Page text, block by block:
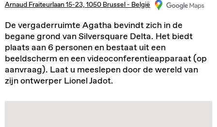
Arnaud Fraiteurlaan 15-23, 1050 Brussel - België
De vergaderruimte Agatha bevindt zich in de
begane grond van Silversquare Delta. Het biedt
plaats aan 6 personen en bestaat uit een
beeldscherm en een videoconferentieapparaat (op
aanvraag). Laat u meeslepen door de wereld van
zijn ontwerper Lionel Jadot.